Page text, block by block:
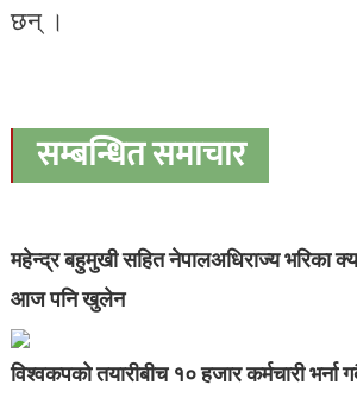
छन् ।
सम्बन्धित समाचार
महेन्द्र बहुमुखी सहित नेपालअधिराज्य भरिका
आज पनि खुलेन
विश्वकपको तयारीबीच १० हजार कर्मचारी भर्ना